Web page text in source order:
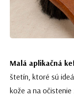
Malá aplikačná
štetín, ktoré sú
kože a na očistenie